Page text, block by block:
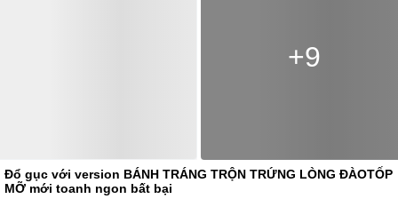
+9
Đổ gục với version BÁNH TRÁNG TRỘN TRỨNG LÒNG ĐÀOTỐP
MỠ mới toanh ngon bất bại